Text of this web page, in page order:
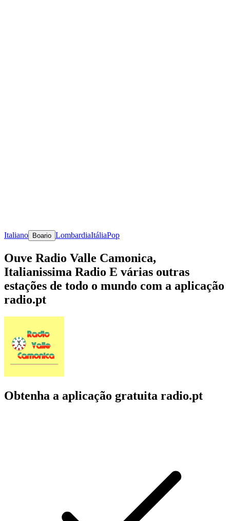
Italiano Boario LombardiaItáliaPop
Ouve Radio Valle Camonica,
Italianissima Radio E várias outras
estações de todo o mundo com a aplicação
radio.pt
Obtenha a aplicação gratuita radio.pt